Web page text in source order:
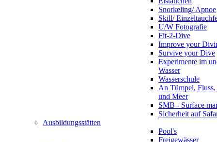
Snorkeling/ Apnoe
Skill/
U/W Fotografie
Fit-2-Dive
Improve your
Survive your Dive
Experimente im
Wasser
Wasserschule
An Tümpel,
und Meer
SMB - Surface
Sicherheit auf
Ausbildungsstätten
Pool's
Freigewässer